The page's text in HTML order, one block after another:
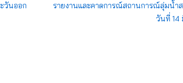
วันออก
รายงานและคาดการณ์สถานการณ์ลุ่มน้ำส
วันที่ 14